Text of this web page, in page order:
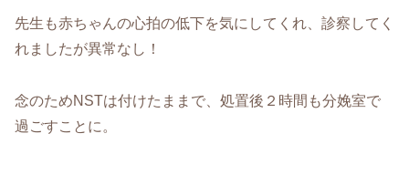
先生も赤ちゃんの心拍の低下を気にしてくれ、診察してく
れましたが異常なし！
念のためNSTは付けたままで、処置後２時間も分娩室で
過ごすことに。